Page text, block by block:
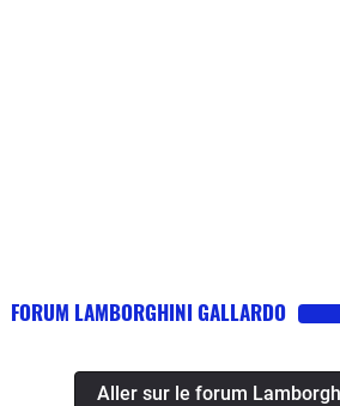
FORUM LAMBORGHINI GALLARDO
Aller sur le forum